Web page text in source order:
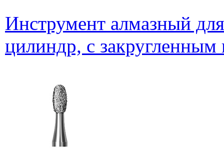
Инструмент алмазный
цилиндр, с